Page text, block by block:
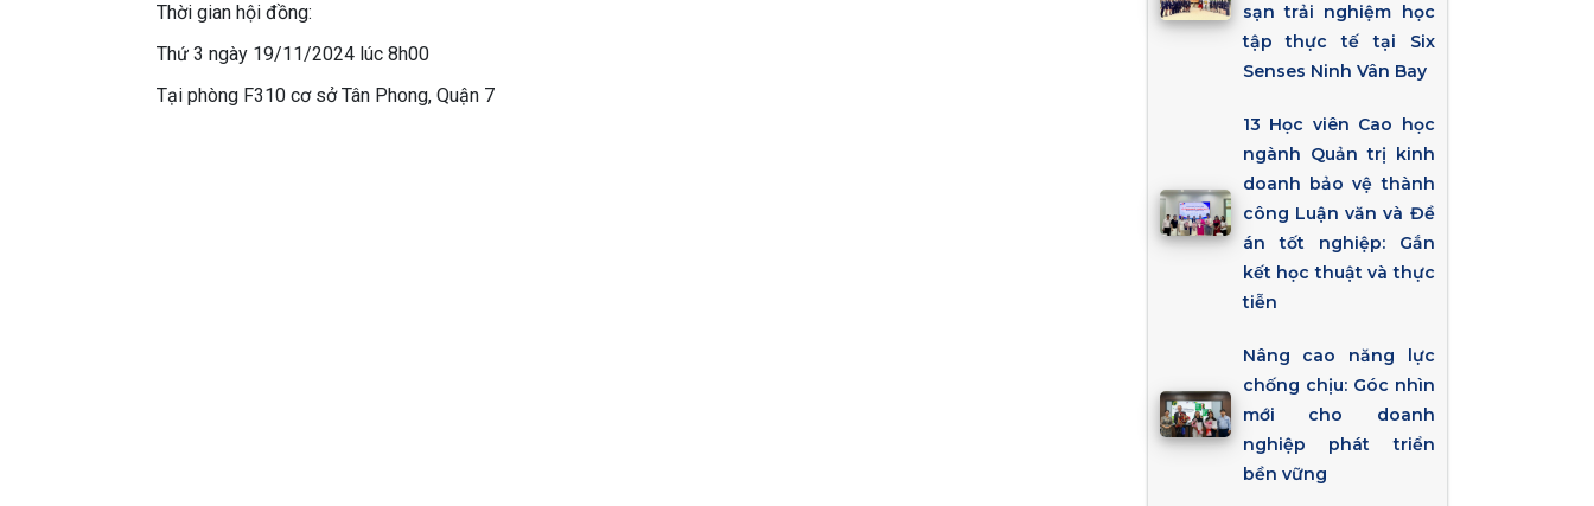
Thời gian hội đồng:
Thứ 3 ngày 19/11/2024 lúc 8h00
Tại phòng F310 cơ sở Tân Phong, Quận 7
sạn trải nghiệm học
tập thực tế tại Six
Senses Ninh Vân Bay
13 Học viên Cao học
ngành Quản trị kinh
doanh bảo vệ thành
công Luận văn và Đề
án tốt nghiệp: Gắn
kết học thuật và thực
tiễn
Nâng cao năng lực
chống chịu: Góc nhìn
mới cho doanh
nghiệp phát triển
bền vững